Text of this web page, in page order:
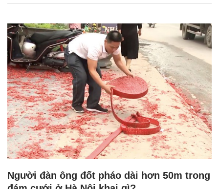
Người đàn ông đốt pháo dài hơn 50m trong